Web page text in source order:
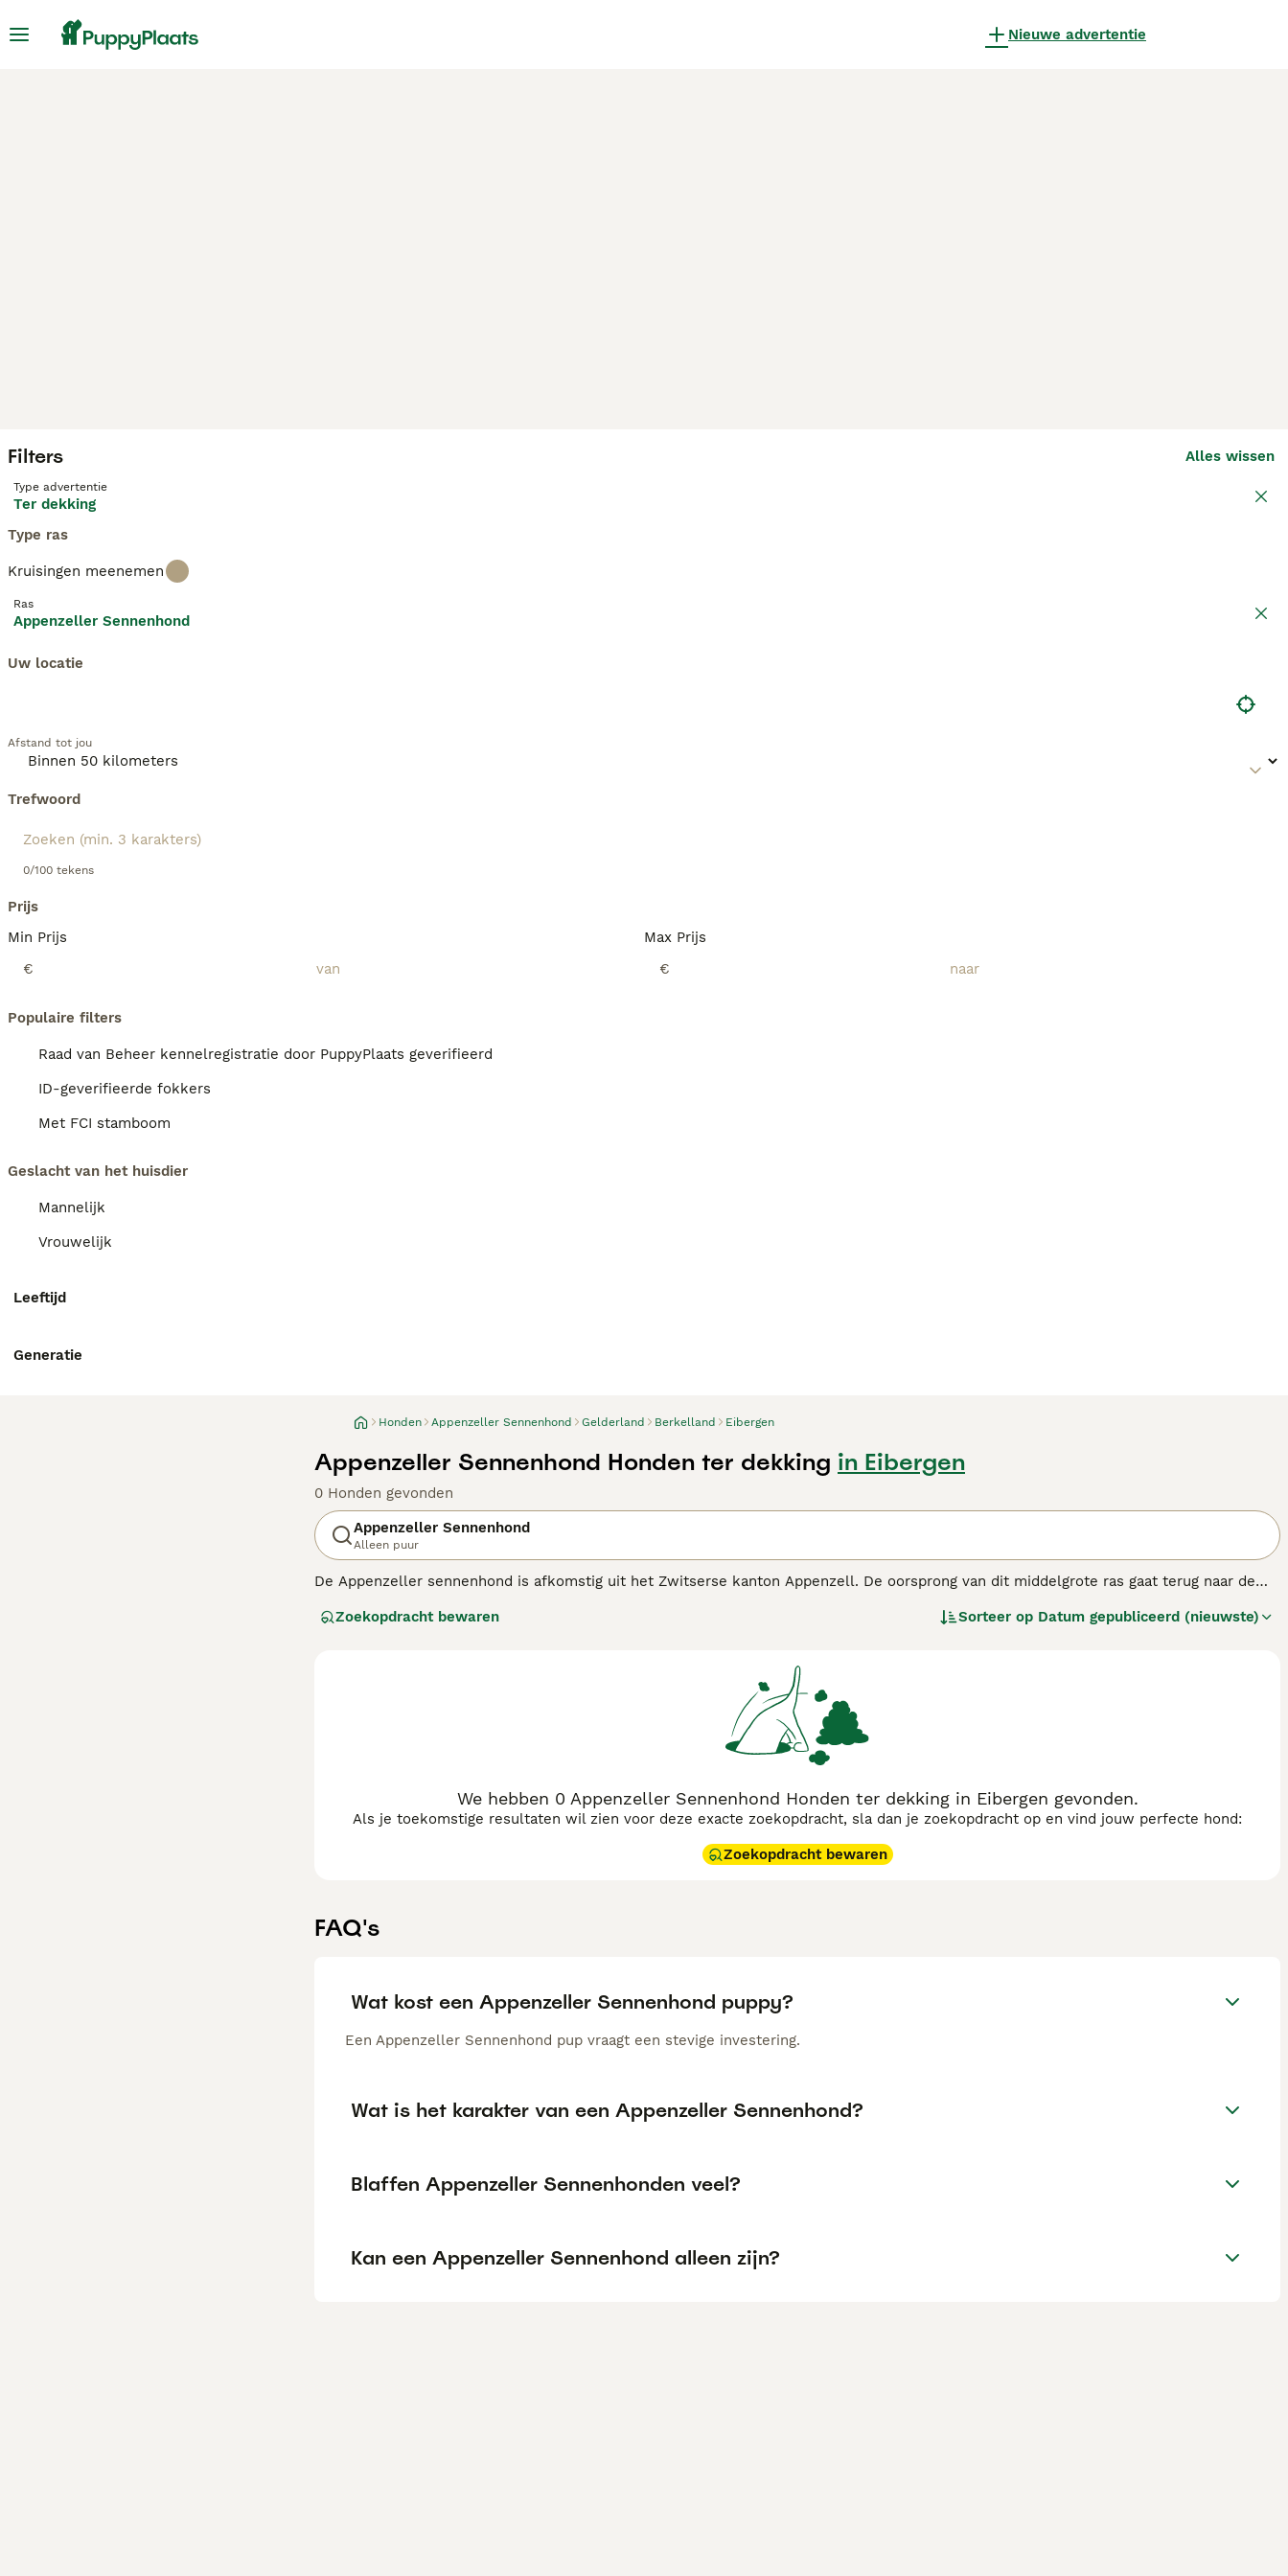
Nieuwe advertentie
Filters Alles wissen
Type advertentie
Ter dekking
Type ras
Kruisingen meenemen
Ras
Appenzeller Sennenhond
Uw locatie
Afstand tot jou
Trefwoord
0/100 tekens
Prijs
Min Prijs
€
Max Prijs
€
Populaire filters
Raad van Beheer kennelregistratie door PuppyPlaats geverifieerd
ID-geverifieerde fokkers
Met FCI stamboom
Geslacht van het huisdier
Mannelijk
Vrouwelijk
Leeftijd
Generatie
Honden Appenzeller Sennenhond Gelderland Berkelland Eibergen
Appenzeller Sennenhond Honden ter dekking in Eibergen
0 Honden gevonden
Appenzeller Sennenhond
Alleen puur
De Appenzeller sennenhond is afkomstig uit het Zwitserse kanton Appenzell. De oorsprong van dit middelgrote ras gaat terug naar de
en als waakhond. Zij behoren samen met de Berner Sennenhond, Grote Zwitser en Entlebucher tot de vier Sennenhondenrassen. Bij alle
Lees onze Appenzeller Sennenhond adviespagina voor informatie over dit hondenras.
Zoekopdracht bewaren Sorteer op Datum gepubliceerd (nieuwste)
We hebben 0 Appenzeller Sennenhond Honden ter dekking in Eibergen gevonden.
Als je toekomstige resultaten wil zien voor deze exacte zoekopdracht, sla dan je zoekopdracht op en vind jouw perfecte hond:
Zoekopdracht bewaren
FAQ's
Wat kost een Appenzeller Sennenhond puppy?
Een Appenzeller Sennenhond pup vraagt een stevige investering.
Wat is het karakter van een Appenzeller Sennenhond?
Blaffen Appenzeller Sennenhonden veel?
Kan een Appenzeller Sennenhond alleen zijn?